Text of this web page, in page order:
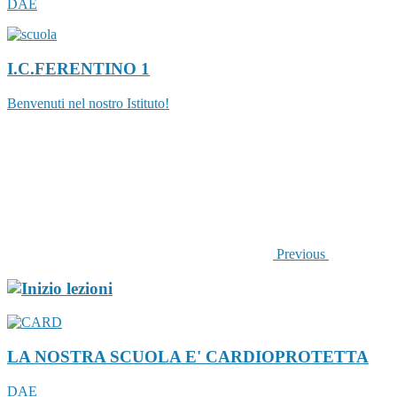
DAE
I.C.FERENTINO 1
Benvenuti nel nostro Istituto!
Previous
LA NOSTRA SCUOLA E' CARDIOPROTETTA
DAE